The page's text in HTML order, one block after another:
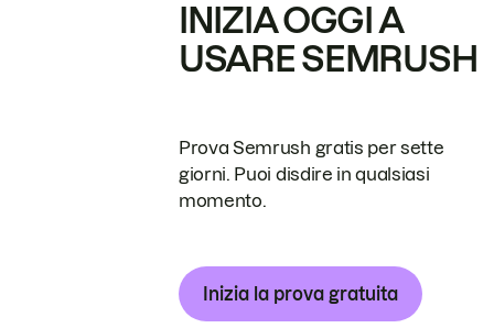
INIZIA OGGI A
USARE SEMRUSH
Prova Semrush gratis per sette
giorni. Puoi disdire in qualsiasi
momento.
Inizia la prova gratuita